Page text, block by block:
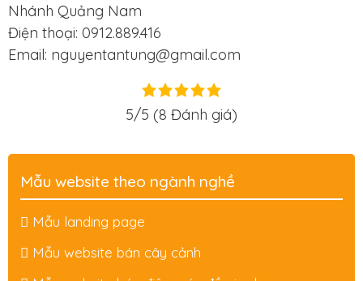
Nhánh Quảng Nam
Điện thoại: 0912.889.416
Email: nguyentantung@gmail.com
5/5 (8 Đánh giá)
Mẫu website theo ngành nghề
Mẫu landing page
Mẫu website bán cây cảnh